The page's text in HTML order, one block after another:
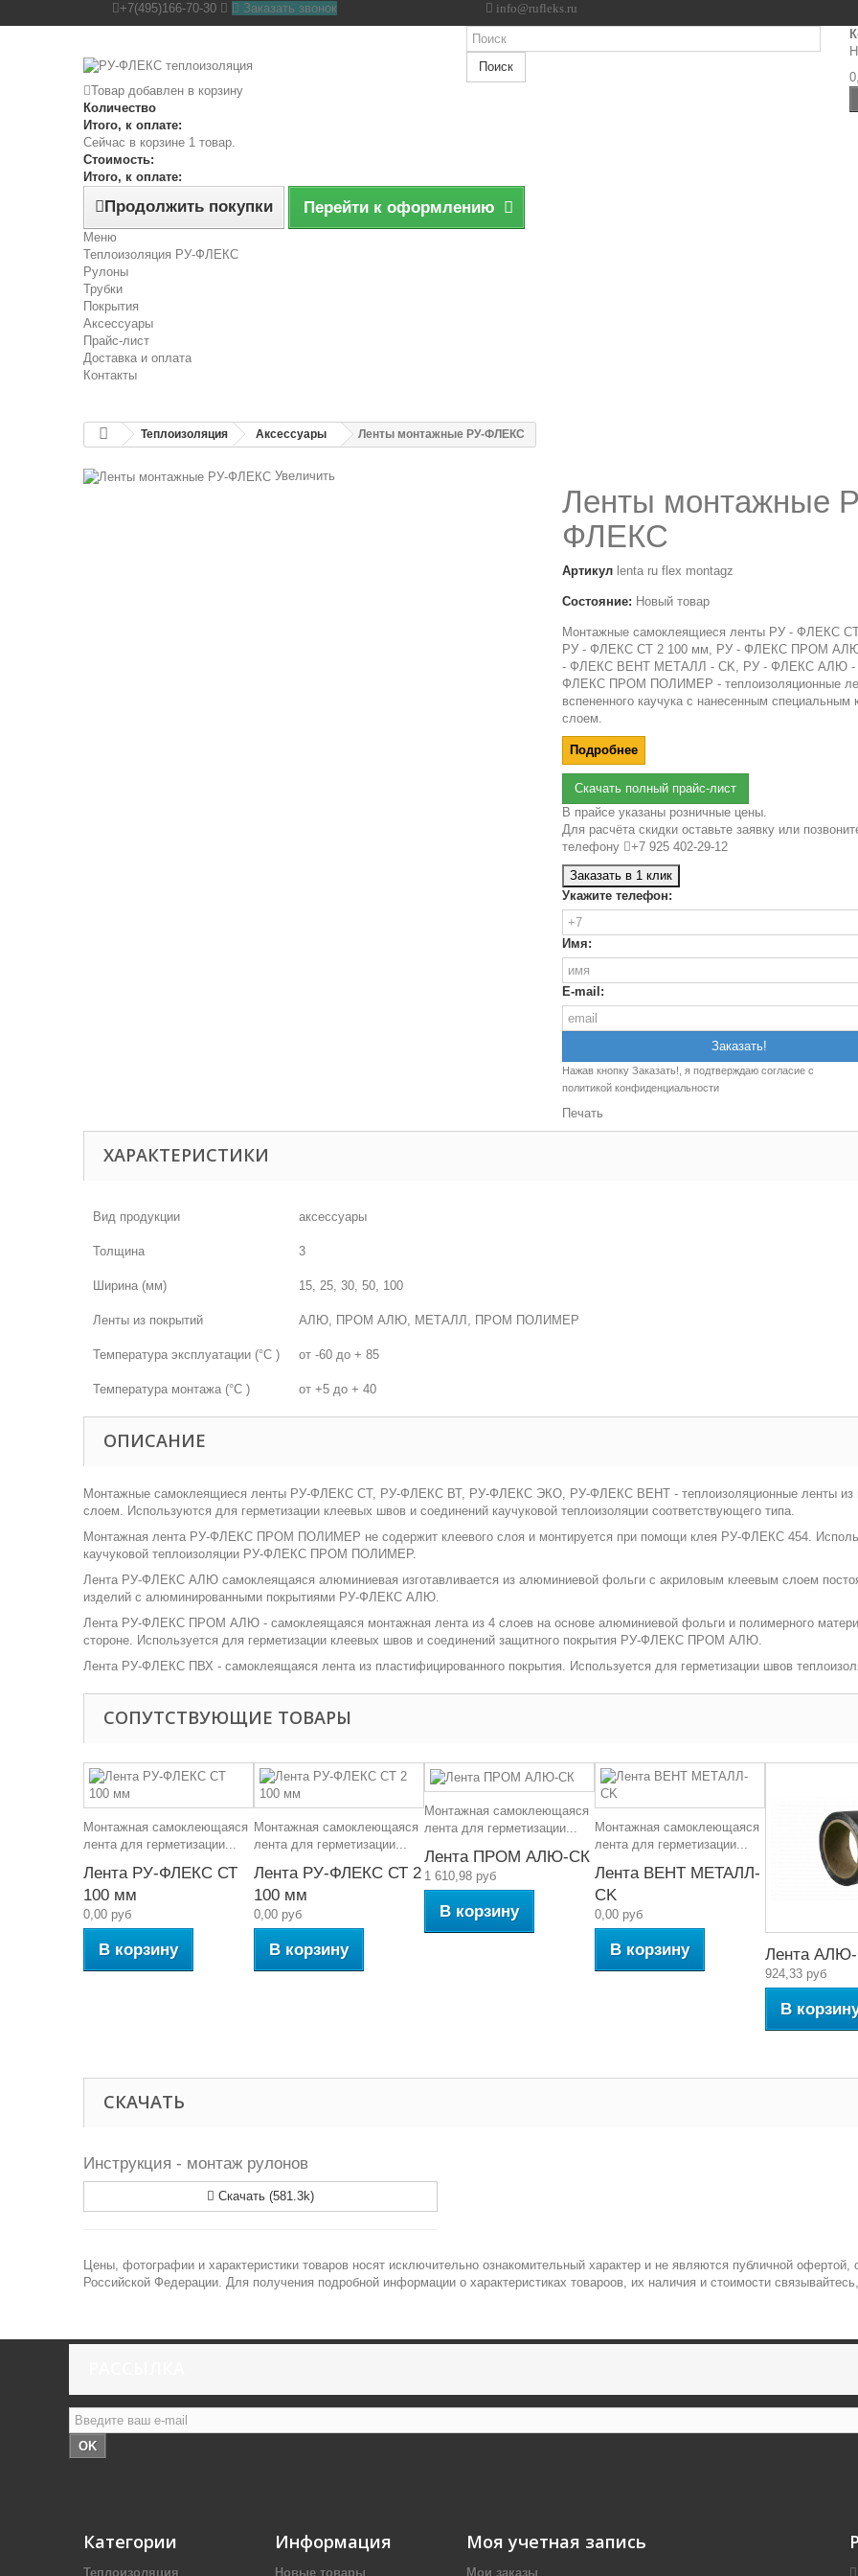
+7(495)166-70-30 Заказать звонок info@rufleks.ru
Поиск
Товар добавлен в корзину
Количество
Итого, к оплате:
Сейчас в корзине 1 товар.
Стоимость:
Итого, к оплате:
Продолжить покупки Перейти к оформлению
Меню
Теплоизоляция РУ-ФЛЕКС
Рулоны
Трубки
Покрытия
Аксессуары
Прайс-лист
Доставка и оплата
Контакты
Теплоизоляция Аксессуары Ленты монтажные РУ-ФЛЕКС
Увеличить
Ленты монтажные
ФЛЕКС
Артикул lenta ru flex montagz
Состояние: Новый товар
Монтажные самоклеящиеся ленты РУ - ФЛЕКС
РУ - ФЛЕКС СТ 2 100 мм, РУ - ФЛЕКС ПРОМ
- ФЛЕКС ВЕНТ МЕТАЛЛ - СK, РУ - ФЛЕКС АЛЮ -
ФЛЕКС ПРОМ ПОЛИМЕР - теплоизоляционные
вспененного каучука с нанесенным специальным
слоем.
Подробнее
Скачать полный прайс-лист
В прайсе указаны розничные цены.
Для расчёта скидки оставьте заявку или
телефону
+7 925 402-29-12
Заказать в 1 клик
Укажите телефон:
Имя:
E-mail:
Нажав кнопку Заказать!, я подтверждаю согласие с
политикой конфиденциальности
Печать
ХАРАКТЕРИСТИКИ
Вид продукции аксессуары
Толщина 3
Ширина (мм) 15, 25, 30, 50, 100
Ленты из покрытий АЛЮ, ПРОМ АЛЮ, МЕТАЛЛ, ПРОМ ПОЛИМЕР
Температура эксплуатации (°С ) от -60 до + 85
Температура монтажа (°С ) от +5 до + 40
ОПИСАНИЕ
Монтажные самоклеящиеся ленты РУ-ФЛЕКС СТ, РУ-ФЛЕКС ВТ, РУ-ФЛЕКС ЭКО, РУ-ФЛЕКС ВЕНТ - теплоизоляционные ленты из
слоем. Используются для герметизации клеевых швов и соединений каучуковой теплоизоляции соответствующего типа.
Монтажная лента РУ-ФЛЕКС ПРОМ ПОЛИМЕР не содержит клеевого слоя и монтируется при помощи клея РУ-ФЛЕКС 454.
каучуковой теплоизоляции РУ-ФЛЕКС ПРОМ ПОЛИМЕР.
Лента РУ-ФЛЕКС АЛЮ самоклеящаяся алюминиевая изготавливается из алюминиевой фольги с акриловым клеевым слоем
изделий с алюминированными покрытиями РУ-ФЛЕКС АЛЮ.
Лента РУ-ФЛЕКС ПРОМ АЛЮ - самоклеящаяся монтажная лента из 4 слоев на основе алюминиевой фольги и полимерного
стороне. Используется для герметизации клеевых швов и соединений защитного покрытия РУ-ФЛЕКС ПРОМ АЛЮ.
Лента РУ-ФЛЕКС ПВХ - самоклеящаяся лента из пластифицированного покрытия. Используется для герметизации швов
СОПУТСТВУЮЩИЕ ТОВАРЫ
Монтажная самоклеющаяся
лента для герметизации...
Лента РУ-ФЛЕКС СТ
100 мм
0,00 руб
В корзину
Монтажная самоклеющаяся
лента для герметизации...
Лента РУ-ФЛЕКС СТ 2
100 мм
0,00 руб
В корзину
Монтажная самоклеющаяся
лента для герметизации...
Лента ПРОМ АЛЮ-СК
1 610,98 руб
В корзину
Монтажная самоклеющаяся
лента для герметизации...
Лента ВЕНТ МЕТАЛЛ-
СK
0,00 руб
В корзину Лента
924,33 руб
В
СКАЧАТЬ
Инструкция - монтаж рулонов
Скачать (581.3k)
Цены, фотографии и характеристики товаров носят исключительно ознакомительный характер и не являются публичной офертой,
Российской Федерации. Для получения подробной информации о характеристиках товароов, их наличия и стоимости
OK
Категории
Теплоизоляция
Информация
Новые товары
Моя учетная запись
Мои заказы